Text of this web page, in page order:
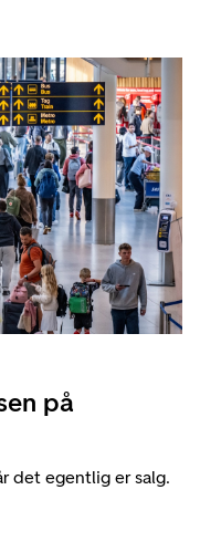
på
det egentlig er salg.